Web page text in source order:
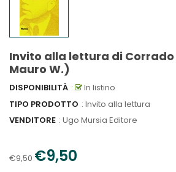
Invito alla lettura di
Mauro W.)
DISPONIBILITÀ :
In listino
TIPO PRODOTTO : Invito alla lettura
VENDITORE : Ugo Mursia Editore
€9,50 €9,50